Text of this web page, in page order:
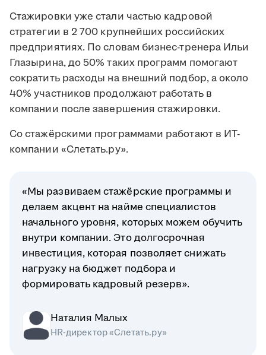
Стажировки уже стали частью кадровой
стратегии в 2 700 крупнейших российских
предприятиях. По словам бизнес-тренера Ильи
Глазырина, до 50% таких программ помогают
сократить расходы на внешний подбор, а около
40% участников продолжают работать в
компании после завершения стажировки.
Со стажёрскими программами работают в ИТ-
компании «Слетать.ру».
«Мы развиваем стажёрские программы и
делаем акцент на найме специалистов
начального уровня, которых можем обучить
внутри компании. Это долгосрочная
инвестиция, которая позволяет снижать
нагрузку на бюджет подбора и
формировать кадровый резерв».
Наталия Малых
HR-директор «Слетать.ру»